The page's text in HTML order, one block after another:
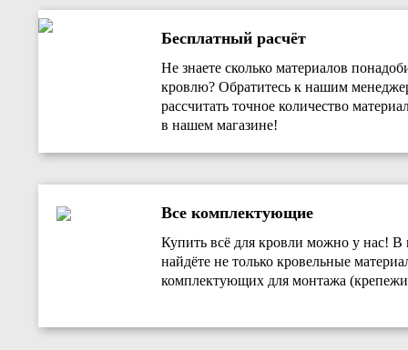
Бесплатный расчёт
Не знаете сколько материалов
кровлю? Обратитесь к нашим
рассчитать точное количество
в нашем магазине!
Все комплектующие
Купить всё для кровли можно у нас! В
найдёте не только кровельные
комплектующих для монтажа